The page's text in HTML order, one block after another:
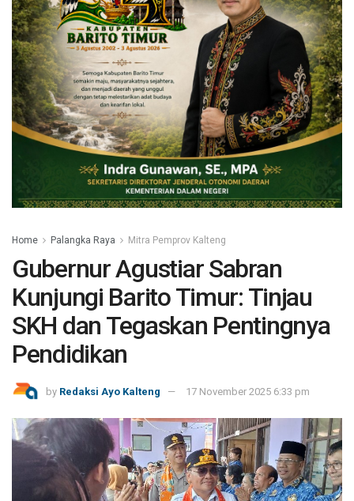
Home Palangka Raya Mitra Pemprov Kalteng
Gubernur Agustiar Sabran
Kunjungi Barito Timur: Tinjau
SKH dan Tegaskan Pentingnya
Pendidikan
by Redaksi Ayo Kalteng 17 November 2025 6:33 pm